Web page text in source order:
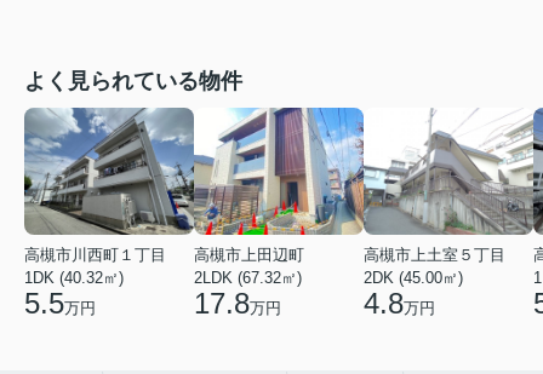
よく見られている物件
高槻市川西町１丁目
1DK (40.32㎡)
5.5万円
高槻市上田辺町
2LDK (67.32㎡)
17.8万円
高槻市上土室５丁目
2DK (45.00㎡)
4.8万円